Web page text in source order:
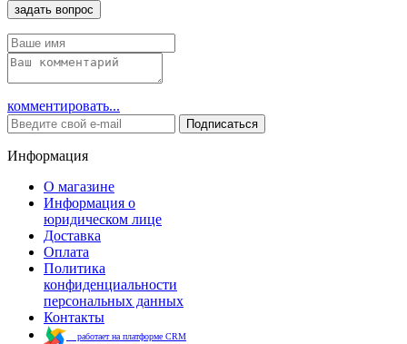
задать вопрос
комментировать...
Подписаться
Информация
О магазине
Информация о
юридическом лице
Доставка
Оплата
Политика
конфиденциальности
персональных данных
Контакты
работает на платформе CRM